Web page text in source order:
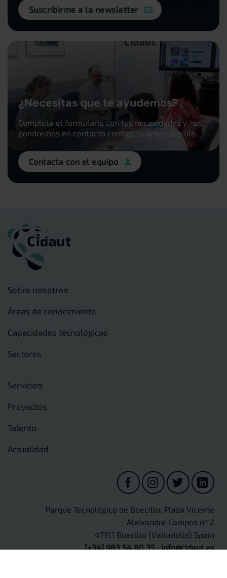
Suscribirme a la newsletter
¿Necesitas que te ayudemos?
Completa el formulario con tus necesidades y nos
pondremos en contacto contigo lo antes posible.
Contacta con el equipo
Sobre nosotros
Áreas de conocimiento
Capacidades tecnológicas
Sectores
Servicios
Proyectos
Talento
Actualidad
Parque Tecnológico de Boecillo, Plaza Vicente
Aleixandre Campos nº 2
47151 Boecillo (Valladolid) Spain
[+34] 983 54 80 35·info@cidaut.es